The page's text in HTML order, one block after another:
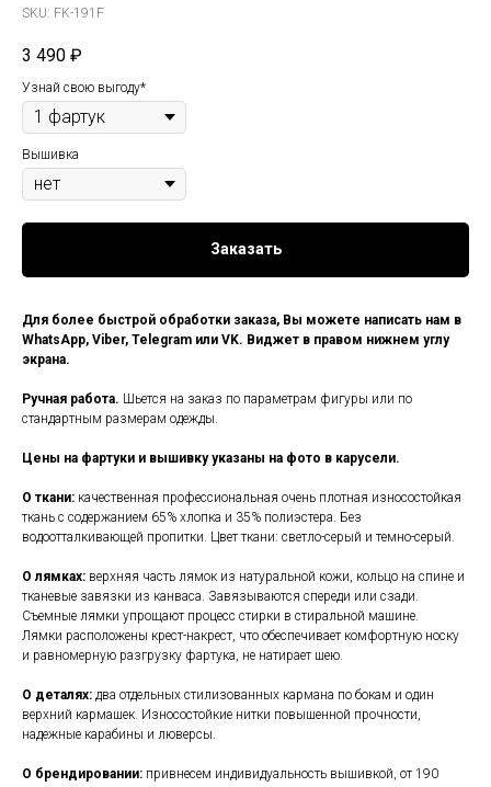
SKU: FK-191F
3 490 ₽
Узнай свою выгоду*
Вышивка
Заказать
Для более быстрой обработки заказа, Вы можете написать нам в
WhatsApp, Viber, Telegram или VK. Виджет в правом нижнем углу
экрана.
Ручная работа. Шьется на заказ по параметрам фигуры или по
стандартным размерам одежды.
Цены на фартуки и вышивку указаны на фото в карусели.
О ткани: качественная профессиональная очень плотная износостойкая
ткань с содержанием 65% хлопка и 35% полиэстера. Без
водоотталкивающей пропитки. Цвет ткани: светло-серый и темно-серый.
О лямках: верхняя часть лямок из натуральной кожи, кольцо на спине и
тканевые завязки из канваса. Завязываются спереди или сзади.
Съемные лямки упрощают процесс стирки в стиральной машине.
Лямки расположены крест-накрест, что обеспечивает комфортную носку
и равномерную разгрузку фартука, не натирает шею.
О деталях: два отдельных стилизованных кармана по бокам и один
верхний кармашек. Износостойкие нитки повышенной прочности,
надежные карабины и люверсы.
О брендировании: привнесем индивидуальность вышивкой, от 190